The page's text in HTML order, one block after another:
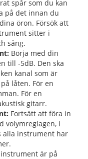
spår som du kan
på det innan du
öron. Försök att
sitter i
sång.
Börja med din
till -5dB. Den ska
kanal som är
låten. För en
För en
gitarr.
Fortsätt att föra in
volymreglagen, i
alla instrument har
är på